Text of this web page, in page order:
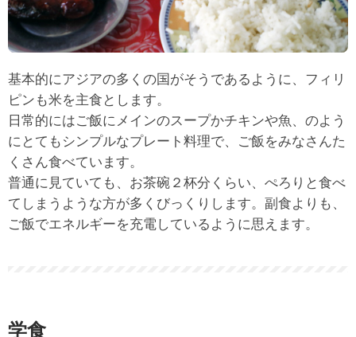
基本的にアジアの多くの国がそうであるように、フィリ
ピンも米を主食とします。
日常的にはご飯にメインのスープかチキンや魚、のよう
にとてもシンプルなプレート料理で、ご飯をみなさんた
くさん食べています。
普通に見ていても、お茶碗２杯分くらい、ぺろりと食べ
てしまうような方が多くびっくりします。副食よりも、
ご飯でエネルギーを充電しているように思えます。
学食